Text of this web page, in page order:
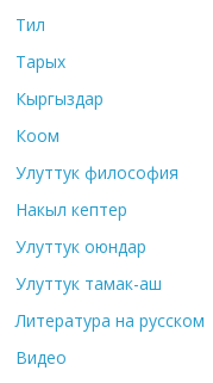
Тил
Тарых
Кыргыздар
Коом
Улуттук философия
Накыл кептер
Улуттук оюндар
Улуттук тамак-аш
Литература на русском
Видео